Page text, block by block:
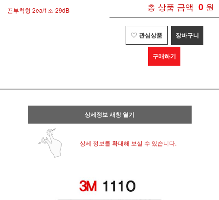
끈부착형 2ea/1조-29dB 총 상품 금액 0 원
관심상품 장바구니
구매하기
상세정보 새창 열기
상세 정보를 확대해 보실 수 있습니다.